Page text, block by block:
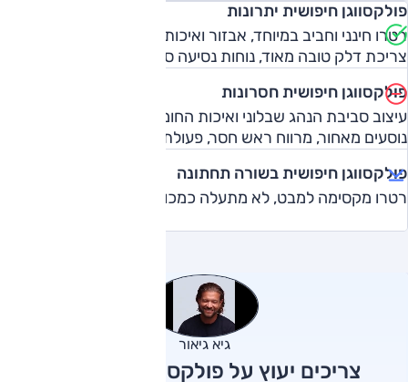
פולקסווגן חיפושית יתרונות
רטרו חינני וחביב במיוחד, אבזור ואיכות הרכבה, תא מטען,
צריכת דלק טובה מאוד, נוחות נסיעה סבירה.
פולקסווגן חיפושית חסרונות
עיצוב סביבת הנהג שבלוני ואיכות החומרים נמוכה, בפועל לשני
נוסעים מאחור, מרווח ראש חסר, פעולת תיבה בפקקים.
פולקסווגן חיפושית בשורה תחתונה
רטרו מקסימה למבט, לא מתעלה כמכונית – ויקרה.
גיא גיאור
צריכים יעוץ על פולקסווגן חיפושית?